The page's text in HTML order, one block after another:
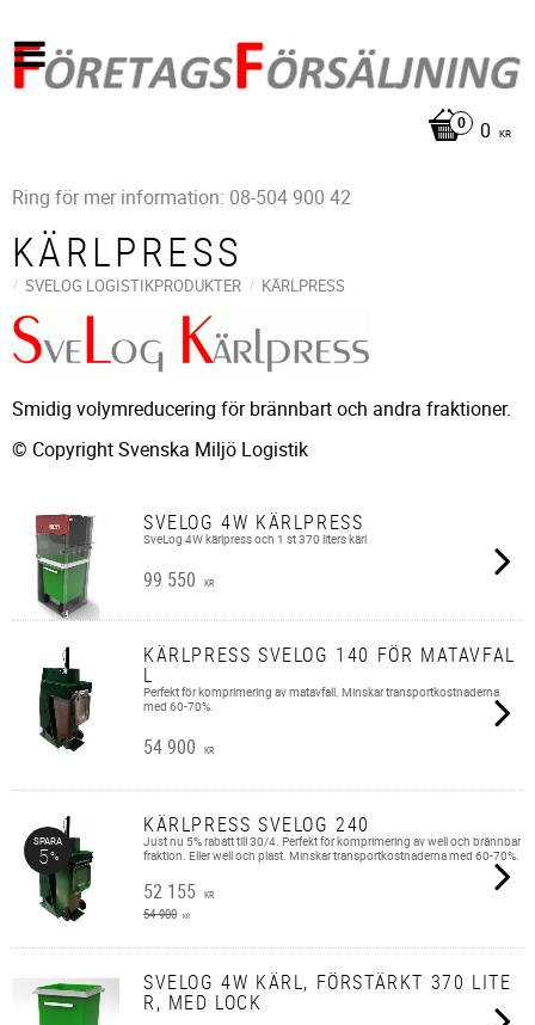
0 KR
Ring för mer information: 08-504 900 42
KÄRLPRESS
SVELOG LOGISTIKPRODUKTER KÄRLPRESS
Smidig volymreducering för brännbart och andra fraktioner.
© Copyright Svenska Miljö Logistik
SVELOG 4W KÄRLPRESS
SveLog 4W kärlpress och 1 st 370 liters kärl
99 550 KR
KÄRLPRESS SVELOG 140 FÖR MATAVFAL
L
Perfekt för komprimering av matavfall. Minskar transportkostnaderna
med 60-70%.
54 900 KR
KÄRLPRESS SVELOG 240
Just nu 5% rabatt till 30/4. Perfekt för komprimering av well och brännbar
fraktion. Eller well och plast. Minskar transportkostnaderna med 60-70%.
52 155 KR
54 900 KR
SPARA
5%
SVELOG 4W KÄRL, FÖRSTÄRKT 370 LITE
R, MED LOCK